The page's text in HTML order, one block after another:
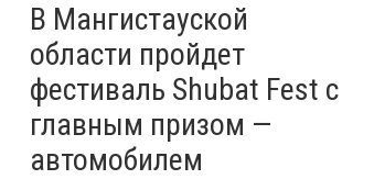
В Мангистауской
области пройдет
фестиваль Shubat Fest с
главным призом —
автомобилем